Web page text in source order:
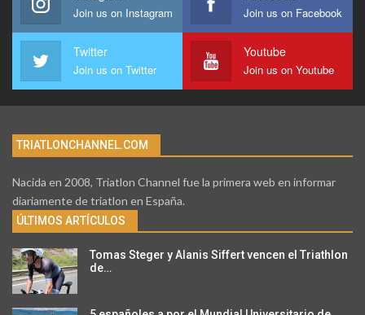
Join us on Instagram Join us on Facebook
Twitter
Join us on Twitter
Youtube
Join us on Youtube
TRIATLONCHANNEL.COM
Nacida en 2008, Triatlon Channel fue la primera web en informar
diariamente de triatlon en España.
ÚLTIMOS ARTÍCULOS
Tomas Steger y Alanis Siffert vencen el Triathlon
de…